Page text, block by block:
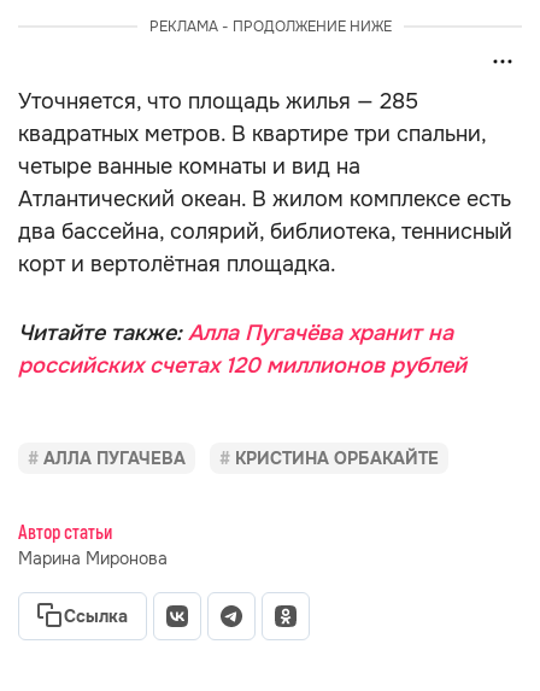
РЕКЛАМА - ПРОДОЛЖЕНИЕ НИЖЕ
Уточняется, что площадь жилья — 285
квадратных метров. В квартире три спальни,
четыре ванные комнаты и вид на
Атлантический океан. В жилом комплексе есть
два бассейна, солярий, библиотека, теннисный
корт и вертолётная площадка.
Читайте также:Алла Пугачёва хранит на
российских счетах 120 миллионов рублей
АЛЛА ПУГАЧЕВА КРИСТИНА ОРБАКАЙТЕ
Автор статьи
Марина Миронова
Ссылка